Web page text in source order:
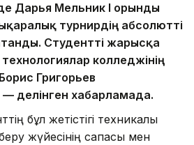
Дарья Мельник І орынды
турнирдің абсолютті
Студентті жарысқа
колледжінің
Григорьев
делінген хабарламада.
бұл жетістігі техникалық
беру жүйесінің сапасы мен